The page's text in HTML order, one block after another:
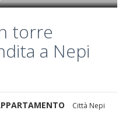
torre
a Nepi
Città Nepi